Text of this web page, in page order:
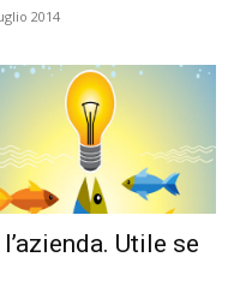
2014
Utile se